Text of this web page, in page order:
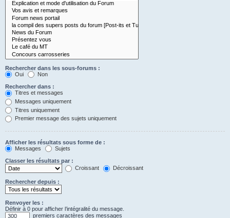
Rechercher dans les sous-forums :
Oui
Non
Rechercher dans :
Titres et messages
Messages uniquement
Titres uniquement
Premier message des sujets uniquement
Afficher les résultats sous forme de :
Messages
Sujets
Classer les résultats par :
Croissant
Décroissant
Rechercher depuis :
Renvoyer les :
Définir à 0 pour afficher l’intégralité du message.
premiers caractères des messages